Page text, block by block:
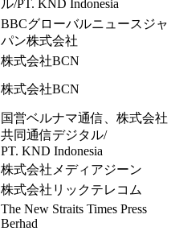
ル/PT. KND Indonesia
BBCグローバルニュースジャ
パン株式会社
株式会社BCN
株式会社BCN
国営ベルナマ通信、株式会社
共同通信デジタル/
PT. KND Indonesia
株式会社メディアジーン
株式会社リックテレコム
The New Straits Times Press
Berhad